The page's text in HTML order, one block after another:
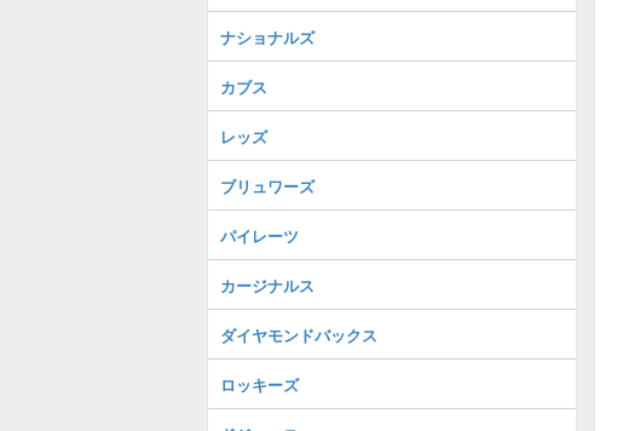
ナショナルズ
カブス
レッズ
ブリュワーズ
パイレーツ
カージナルス
ダイヤモンドバックス
ロッキーズ